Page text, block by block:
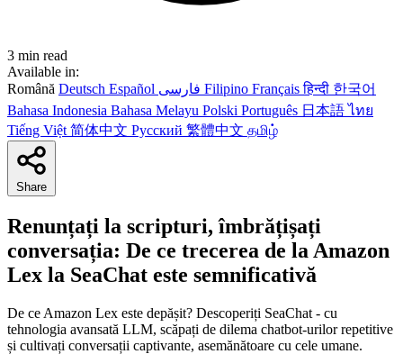
3 min read
Available in:
Română Deutsch Español Filipino Françaisहिन्दी 한국어
Bahasa Indonesia Bahasa Melayu Polski Português 日本語ไทย
Tiếng Việt 简体中文 Русский 繁體中文 தமிழ்
Share
Renunțați la scripturi, îmbrățișați
conversația: De ce trecerea de la Amazon
Lex la SeaChat este semnificativă
De ce Amazon Lex este depășit? Descoperiți SeaChat - cu
tehnologia avansată LLM, scăpați de dilema chatbot-urilor repetitive
și cultivați conversații captivante, asemănătoare cu cele umane.